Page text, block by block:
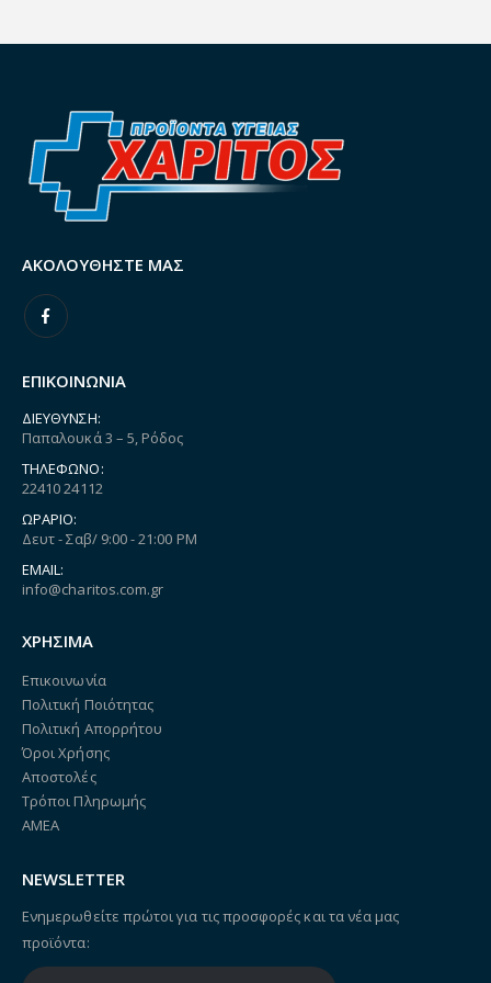
ΑΚΟΛΟΥΘΉΣΤΕ ΜΑΣ
ΕΠΙΚΟΙΝΩΝΙΑ
ΔΙΕΎΘΥΝΣΗ:
Παπαλουκά 3 – 5, Ρόδος
ΤΗΛΈΦΩΝΟ:
22410 24112
ΩΡΆΡΙΟ:
Δευτ - Σαβ/ 9:00 - 21:00 PM
EMAIL:
info@charitos.com.gr
ΧΡΗΣΙΜΑ
Επικοινωνία
Πολιτική Ποιότητας
Πολιτική Απορρήτου
Όροι Χρήσης
Αποστολές
Τρόποι Πληρωμής
ΑΜΕΑ
NEWSLETTER
Ενημερωθείτε πρώτοι για τις προσφορές και τα νέα μας
προϊόντα: